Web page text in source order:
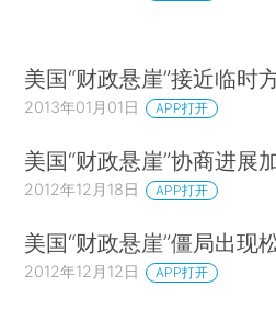
美国“财政悬崖”接近临时
2013年01月01日 APP打开
美国“财政悬崖”协商进展
2012年12月18日 APP打开
美国“财政悬崖”僵局出现
2012年12月12日 APP打开